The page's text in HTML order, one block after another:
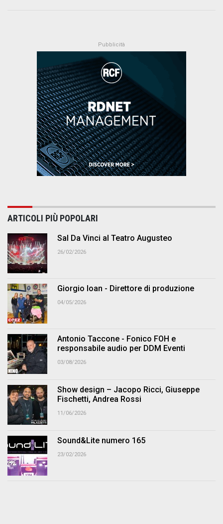
ARTICOLI PIÙ POPOLARI
Sal Da Vinci al Teatro Augusteo
26/02/2026
Giorgio Ioan - Direttore di produzione
04/05/2026
Antonio Taccone - Fonico FOH e
responsabile audio per DDM Eventi
03/08/2026
Show design – Jacopo Ricci, Giuseppe
Fischetti, Andrea Rossi
11/06/2026
Sound&Lite numero 165
23/02/2026